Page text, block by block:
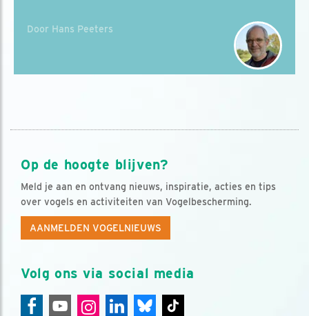
Door Hans Peeters
Op de hoogte blijven?
Meld je aan en ontvang nieuws, inspiratie, acties en tips
over vogels en activiteiten van Vogelbescherming.
AANMELDEN VOGELNIEUWS
Volg ons via social media